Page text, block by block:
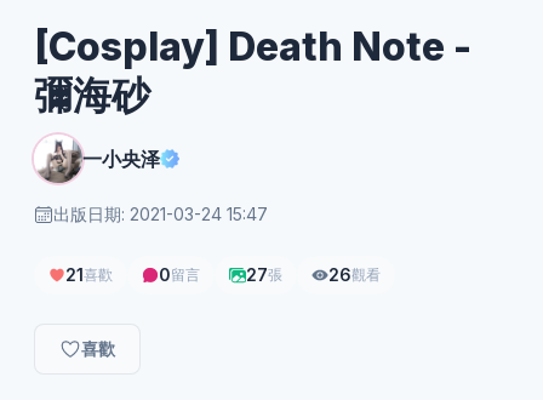
[Cosplay] Death Note -
彌海砂
一小央泽
出版日期: 2021-03-24 15:47
21喜歡 0留言 27張 26觀看
喜歡